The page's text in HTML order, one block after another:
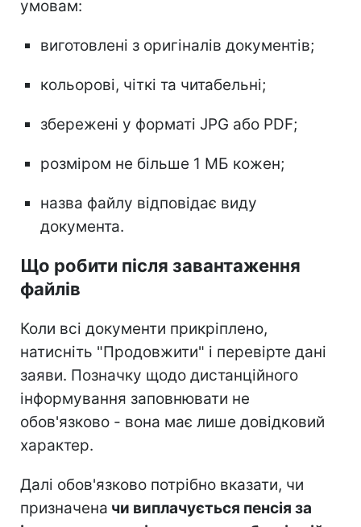
умовам:
виготовлені з оригіналів документів;
кольорові, чіткі та читабельні;
збережені у форматі JPG або PDF;
розміром не більше 1 МБ кожен;
назва файлу відповідає виду
документа.
Що робити після завантаження
файлів
Коли всі документи прикріплено,
натисніть "Продовжити" і перевірте дані
заяви. Позначку щодо дистанційного
інформування заповнювати не
обов'язково - вона має лише довідковий
характер.
Далі обов'язково потрібно вказати, чи
призначена чи виплачується пенсія за